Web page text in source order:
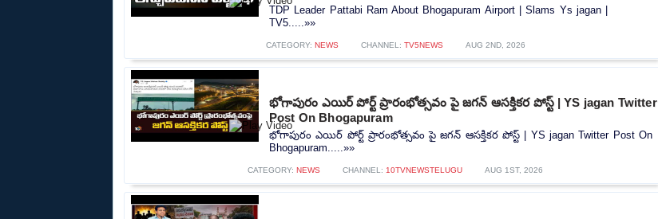
TDP Leader Pattabi Ram About Bhogapuram Airport | Slams Ys jagan |
TV5.....»»
CATEGORY: NEWS CHANNEL: TV5NEWS AUG 2ND, 2026
భోగాపురం ఎయిర్ పోర్ట్ ప్రారంభోత్సవం పై జగన్ ఆసక్తికర పోస్ట్ | YS jagan Twitter
Post On Bhogapuram
భోగాపురం ఎయిర్ పోర్ట్ ప్రారంభోత్సవం పై జగన్ ఆసక్తికర పోస్ట్ | YS jagan Twitter Post On
Bhogapuram.....»»
CATEGORY: NEWS CHANNEL: 10TVNEWSTELUGU AUG 1ST, 2026